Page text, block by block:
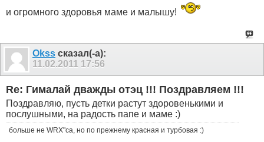
и огромного здоровья маме и малышу!
Okss сказал(-а):
11.02.2011 17:56
Re: Гималай дважды отэц !!! Поздравляем !!!
Поздравляю, пусть детки растут здоровенькими и
послушными, на радость папе и маме :)
больше не WRX"са, но по прежнему красная и турбовая :)